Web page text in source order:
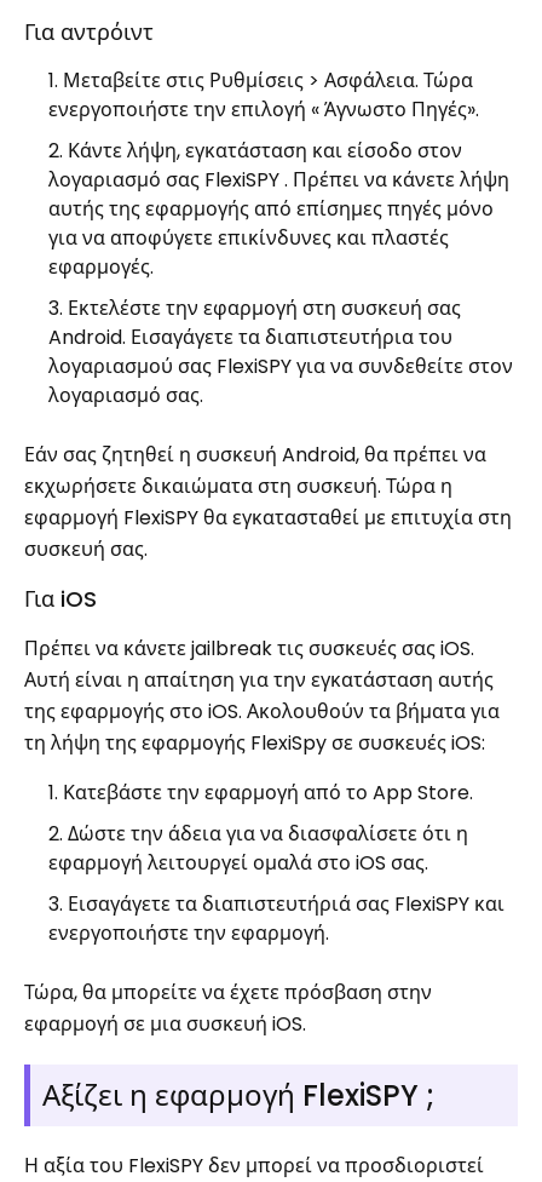
Για αντρόιντ
Μεταβείτε στις Ρυθμίσεις > Ασφάλεια. Τώρα
ενεργοποιήστε την επιλογή « Άγνωστο Πηγές».
Κάντε λήψη, εγκατάσταση και είσοδο στον
λογαριασμό σας FlexiSPY . Πρέπει να κάνετε λήψη
αυτής της εφαρμογής από επίσημες πηγές μόνο
για να αποφύγετε επικίνδυνες και πλαστές
εφαρμογές.
Εκτελέστε την εφαρμογή στη συσκευή σας
Android. Εισαγάγετε τα διαπιστευτήρια του
λογαριασμού σας FlexiSPY για να συνδεθείτε στον
λογαριασμό σας.
Εάν σας ζητηθεί η συσκευή Android, θα πρέπει να
εκχωρήσετε δικαιώματα στη συσκευή. Τώρα η
εφαρμογή FlexiSPY θα εγκατασταθεί με επιτυχία στη
συσκευή σας.
Για iOS
Πρέπει να κάνετε jailbreak τις συσκευές σας iOS.
Αυτή είναι η απαίτηση για την εγκατάσταση αυτής
της εφαρμογής στο iOS. Ακολουθούν τα βήματα για
τη λήψη της εφαρμογής FlexiSpy σε συσκευές iOS:
Κατεβάστε την εφαρμογή από το App Store.
Δώστε την άδεια για να διασφαλίσετε ότι η
εφαρμογή λειτουργεί ομαλά στο iOS σας.
Εισαγάγετε τα διαπιστευτήριά σας FlexiSPY και
ενεργοποιήστε την εφαρμογή.
Τώρα, θα μπορείτε να έχετε πρόσβαση στην
εφαρμογή σε μια συσκευή iOS.
Αξίζει η εφαρμογή FlexiSPY ;
Η αξία του FlexiSPY δεν μπορεί να προσδιοριστεί